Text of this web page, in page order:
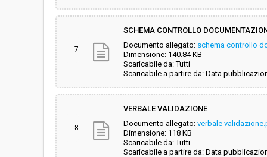
7
SCHEMA CONTROLLO
Documento allegato: schema controllo
Dimensione: 140.84 KB
Scaricabile da: Tutti
Scaricabile a partire da: Data
8
VERBALE VALIDAZIONE
Documento allegato: verbale
Dimensione: 118 KB
Scaricabile da: Tutti
Scaricabile a partire da: Data